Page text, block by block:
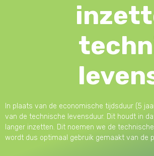
In plaats van de economische tijdsduur (5
van de technische levensduur. Dit houdt in
langer inzetten. Dit noemen we de
wordt dus optimaal gebruik gemaakt van de